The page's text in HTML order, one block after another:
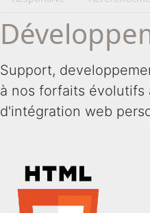
Support,
à nos forfaits évolutifs
d'intégration web